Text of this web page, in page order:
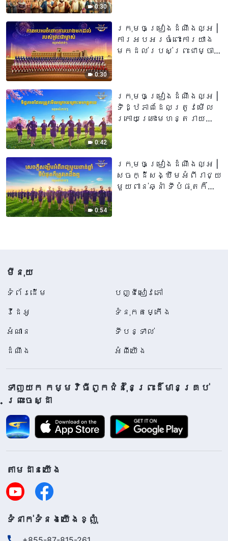
0:30
0:30
ក្រុមចម្រៀងដំណឹងល្អ |
ការអបអរចំពោះការយាង
មកដល់របស់ព្រះជាម្ចាស់
0:42
ក្រុមចម្រៀងដំណឹងល្អ |
ទិដ្ឋភាពដែលត្រូវ​មើល
ក្រោយ​គ្រោះ​មហន្តរាយ
0:54
ក្រុមចម្រៀងដំណឹងល្អ |
សេចក្ដីសង្ឃឹមអំពីរាជ្យ
មួយពាន់ឆ្នាំ ទីបំផុតក៏
មីនុយ
ទំព័រ​ដើម
បញ្ជីសៀវភៅ
វីដេអូ
ទំនុកតម្កើង
អំណាន
ទីបន្ទាល់
ដំណឹង
អំពីយើង
ទាញយក កម្មវិធីពួកជំនុំនៃព្រះដ៏មានគ្រប់
ព្រះចេស្ដា
តាម​ដាន​យើង​
ទំនាក់​ទំនង​យើង​ខ្ញុំ